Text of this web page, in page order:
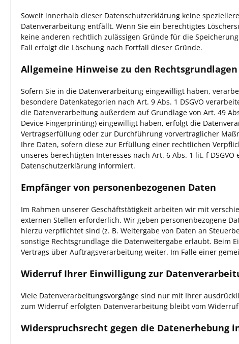
Soweit innerhalb dieser Datenschutzerklärung keine
Datenverarbeitung entfällt. Wenn Sie ein berechtigtes
keine anderen rechtlich zulässigen Gründe für die
Fall erfolgt die Löschung nach Fortfall dieser Gründe.
Allgemeine Hinweise zu den
Sofern Sie in die Datenverarbeitung eingewilligt haben,
besondere Datenkategorien nach Art. 9 Abs. 1 DSGVO
die Datenverarbeitung außerdem auf Grundlage von Art. 49
Device-Fingerprinting) eingewilligt haben, erfolgt die
Vertragserfüllung oder zur Durchführung vorvertraglicher
Ihre Daten, sofern diese zur Erfüllung einer rechtlichen
unseres berechtigten Interesses nach Art. 6 Abs. 1 lit. f
Datenschutzerklärung informiert.
Empfänger von personenbezogenen Daten
Im Rahmen unserer Geschäftstätigkeit arbeiten wir mit
externen Stellen erforderlich. Wir geben personenbezogene
hierzu verpflichtet sind (z. B. Weitergabe von Daten an
sonstige Rechtsgrundlage die Datenweitergabe erlaubt. Beim
Vertrags über Auftragsverarbeitung weiter. Im Falle einer
Widerruf Ihrer Einwilligung zur
Viele Datenverarbeitungsvorgänge sind nur mit Ihrer
zum Widerruf erfolgten Datenverarbeitung bleibt vom
Widerspruchsrecht gegen die Datenerhebung